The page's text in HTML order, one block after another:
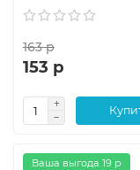
163 р
153 р
Ваша выгода 19 р